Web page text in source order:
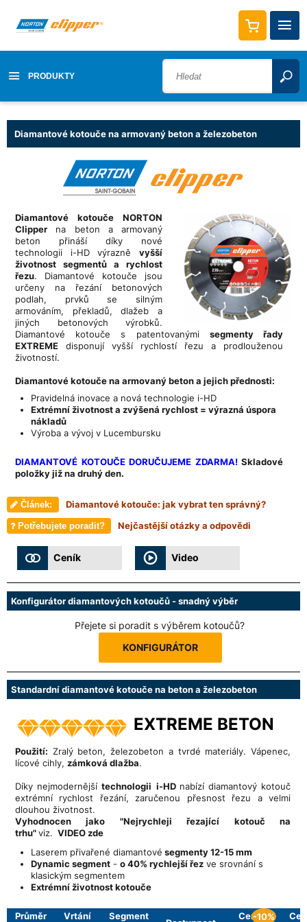
PRODUKTY
Diamantové kotouče na armovaný beton a železobeton
Diamantové kotouče NORTON
Clipper na beton a armovaný
beton přináší díky nové
technologii i-HD výrazně vyšší
životnost segmentů a rychlost
řezu. Diamantové kotouče jsou
určeny na řezání betonových
podlah, prvků se silným
armováním, překladů, dlažeb a
jiných betonových výrobků.
Diamantové kotouče s patentovanými segmenty řady
EXTREME disponují vyšší rychlostí řezu a prodlouženou
životností.
Diamantové kotouče na armovaný beton a jejich přednosti:
Pravidelná inovace a nová technologie i-HD
Extrémní životnost a zvýšená rychlost = výrazná úspora
nákladů
Výroba a vývoj v Lucembursku
DIAMANTOVÉ KOTOUČE DORUČUJEME ZDARMA! Skladové
položky již na druhý den.
Článek: Diamantové kotouče: jak vybrat ten správný?
Potřebujete poradit? Nejčastější otázky a odpovědi
Ceník Video
Konfigurátor diamantových kotoučů - snadný výběr
Přejete si poradit s výběrem kotoučů?
KONFIGURÁTOR
Standardní diamantové kotouče na beton a železobeton
EXTREME BETON
Použití: Zralý beton, železobeton a tvrdé materiály. Vápenec,
lícové cihly, zámková dlažba.
Díky nejmodernějšítechnologii i-HD nabízí diamantový kotouč
extrémní rychlost řezání, zaručenou přesnost řezu a velmi
dlouhou životnost.
Vyhodnocen jako "Nejrychleji řezající kotouč na
trhu"viz. VIDEO zde
Laserem přivařené diamantové segmenty 12-15 mm
Dynamic segment - o 40% rychlejší řez ve srovnání s
klasickým segmentem
Extrémní životnost kotouče
Průměr
Vrtání
Segment
Cena-10%